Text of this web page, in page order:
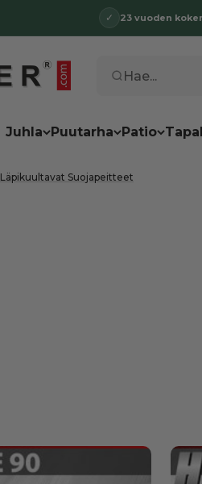
✓ 23 vuoden
Juhla Puutarha Patio
Hae...
Läpikuultavat Suojapeitteet